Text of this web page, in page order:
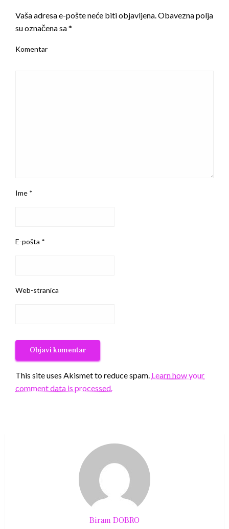
Vaša adresa e-pošte neće biti objavljena.Obavezna polja
su označena sa*
Komentar
Ime *
E-pošta *
Web-stranica
This site uses Akismet to reduce spam. Learn how your
comment data is processed.
Biram DOBRO